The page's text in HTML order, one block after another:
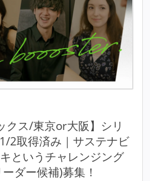
クス/東京or大阪】シリ
2取得済み｜サステナビ
というチャレンジング
ダー候補)募集！